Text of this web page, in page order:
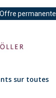
Offre permanente
sur toutes